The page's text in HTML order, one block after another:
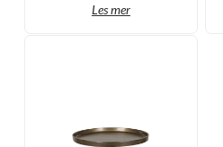
Les mer